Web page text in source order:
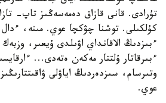
تۇرادى. قانى قازاق دەمەسەڭىز تاپ-
كۇلكىلى. توشنا چۋكچا عوي. مىنە،
ءبىزدىڭ الاقانداي اۋىلدى ۇيعىر،
ءبىرقاتار ۇلتتار مەكەن ەتەدى...
وتىرسام، سىزدەردىڭ اياۋلى
عوي.